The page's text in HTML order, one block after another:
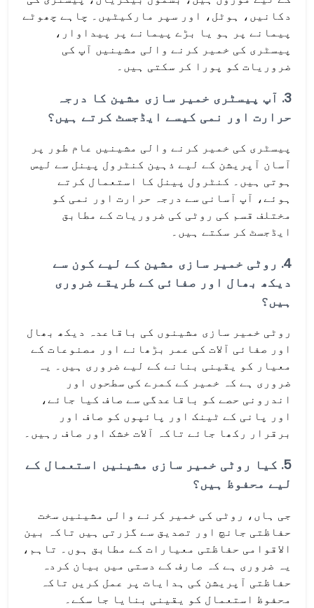
دکانیں، ہوٹل، اور سپر مارکیٹیں۔ چاہے چھوٹے
پیمانے پر ہو یا بڑے پیمانے پر پیداوار،
پیسٹری کی خمیر کرنے والی مشینیں آپ کی
ضروریات کو پورا کر سکتی ہیں۔
3. آپ پیسٹری خمیر سازی مشین کا درجہ
حرارت اور نمی کیسے ایڈجسٹ کرتے ہیں؟
پیسٹری کی خمیر کرنے والی مشینیں عام طور پر
آسان آپریشن کے لیے ذہین کنٹرول پینل سے لیس
ہوتی ہیں۔ کنٹرول پینل کا استعمال کرتے
ہوئے، آپ آسانی سے درجہ حرارت اور نمی کو
مختلف قسم کی روٹی کی ضروریات کے مطابق
ایڈجسٹ کر سکتے ہیں۔
4. روٹی خمیر سازی مشین کے لیے کون سے
دیکھ بھال اور صفائی کے طریقے ضروری
ہیں؟
روٹی خمیر سازی مشینوں کی باقاعدہ دیکھ بھال
اور صفائی آلات کی عمر بڑھانے اور مصنوعات کے
معیار کو یقینی بنانے کے لیے ضروری ہیں۔ یہ
ضروری ہے کہ خمیر کے کمرے کی سطحوں اور
اندرونی حصے کو باقاعدگی سے صاف کیا جائے،
اور پانی کے ٹینک اور پائپوں کو صاف اور
برقرار رکھا جائے تاکہ آلات خشک اور صاف رہیں۔
5. کیا روٹی خمیر سازی مشینیں استعمال کے
لیے محفوظ ہیں؟
جی ہاں، روٹی کی خمیر کرنے والی مشینیں سخت
حفاظتی جانچ اور تصدیق سے گزرتی ہیں تاکہ بین
الاقوامی حفاظتی معیارات کے مطابق ہوں۔ تاہم،
یہ ضروری ہے کہ صارف کے دستی میں بیان کردہ
حفاظتی آپریشن کی ہدایات پر عمل کریں تاکہ
محفوظ استعمال کو یقینی بنایا جا سکے۔